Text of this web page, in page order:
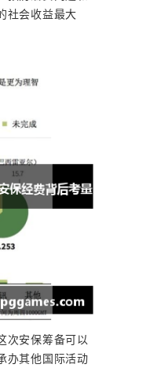
社会收益最大
次安保筹备可以
办其他国际活动